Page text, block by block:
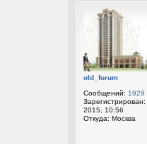
old_forum
Сообщений: 1929
Зарегистрирован:
2015, 10:56
Откуда: Москва